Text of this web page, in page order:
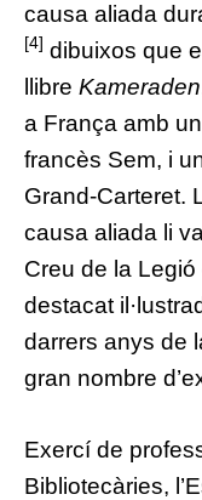
causa aliada
[4] dibuixos que
llibre Kameraden
a França amb
francès Sem, i
Grand-Carteret.
causa aliada li
Creu de la Legió
destacat
darrers anys de
gran nombre
Exercí de
Bibliotecàries, l’